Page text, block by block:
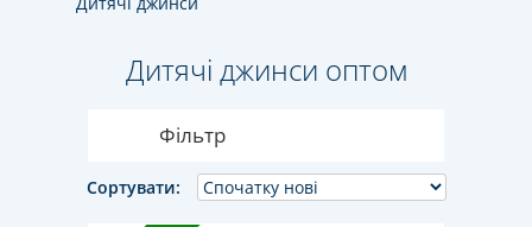
Дитячі джинси оптом
Фільтр
Сортувати: